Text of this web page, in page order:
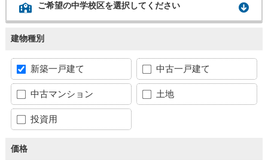
ご希望の中学校区を選択してください
建物種別
新築一戸建て 中古一戸建て
中古マンション 土地
投資用
価格